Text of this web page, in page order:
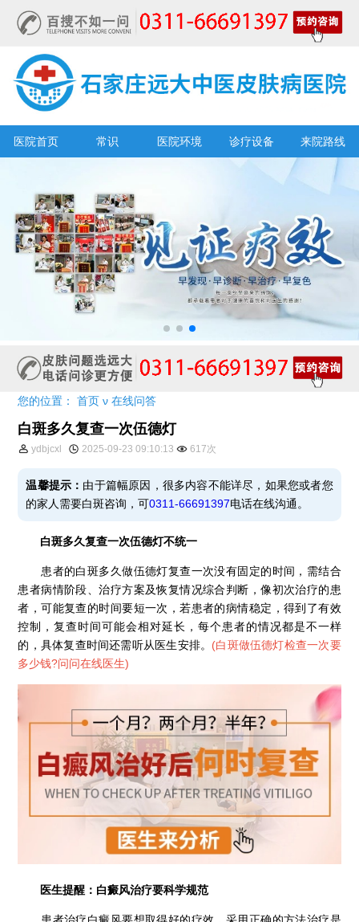
医院首页 常识 医院环境 诊疗设备 来院路线
您的位置：首页 ν在线问答
白斑多久复查一次伍德灯
ydbjcxl 2025-09-23 09:10:13 617次
温馨提示： 由于篇幅原因，很多内容不能详尽，如果您或者您
的家人需要白斑咨询，可0311-66691397电话在线沟通。
白斑多久复查一次伍德灯不统一
患者的白斑多久做伍德灯复查一次没有固定的时间，需结合
患者病情阶段、治疗方案及恢复情况综合判断，像初次治疗的患
者，可能复查的时间要短一次，若患者的病情稳定，得到了有效
控制，复查时间可能会相对延长，每个患者的情况都是不一样
的，具体复查时间还需听从医生安排。 (白斑做伍德灯检查一次要
多少钱?问问在线医生)
医生提醒：白癜风治疗要科学规范